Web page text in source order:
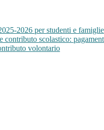
2026 per studenti e famiglie
contributo scolastico:
volontario